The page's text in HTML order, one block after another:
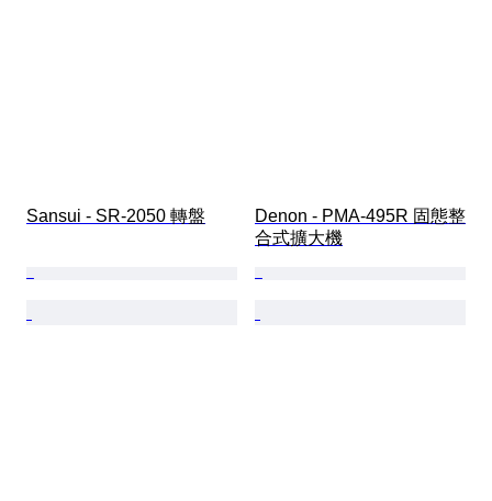
Sansui - SR-2050 轉盤
Denon - PMA-495R 固態整
合式擴大機